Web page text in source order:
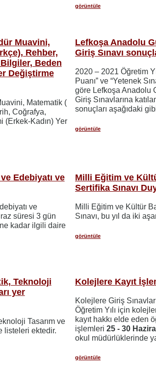
görüntüle
Muavini,
Rehber,
Beden
Değiştirme
Matematik (
Coğrafya,
(Erkek-Kadın) Yer
Lefkoşa Anadolu
Giriş Sınavı
2020 – 2021 Öğretim
Puanı” ve “Yetenek
göre Lefkoşa Anadolu
Giriş Sınavlarına
sonuçları aşağıdaki
görüntüle
Edebiyatı ve
ve
süresi 3 gün
kadar ilgili daire
Milli Eğitim ve
Sertifika Sınavı
Milli Eğitim ve Kültür
Sınavı, bu yıl da iki
görüntüle
Teknoloji
yer
Tasarım ve
listeleri ektedir.
Kolejlere Kayıt
Kolejlere Giriş
Öğretim Yılı için
kayıt hakkı elde eden
işlemleri25 - 30
okul müdürlüklerinde
görüntüle